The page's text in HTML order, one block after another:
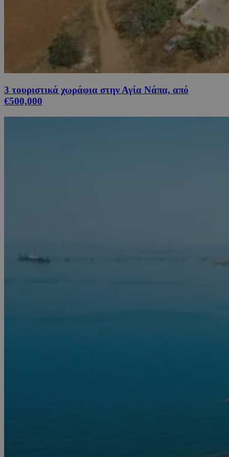
3 τουριστικά χωράφια στην Αγία Νάπα, από
€500,000